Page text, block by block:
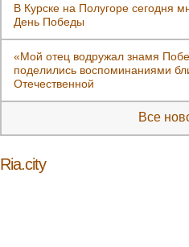
В Курске на Полугоре сегодня
День Победы
«Мой отец водружал знамя
поделились воспоминаниями
Отечественной
Все
Ria.city